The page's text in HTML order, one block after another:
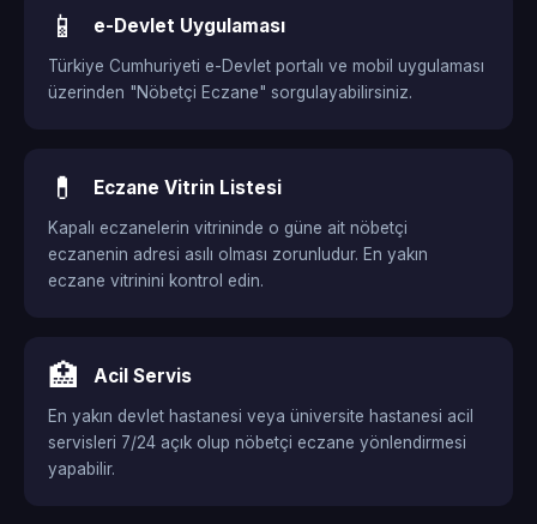
📱 e-Devlet Uygulaması
Türkiye Cumhuriyeti e-Devlet portalı ve mobil uygulaması
üzerinden "Nöbetçi Eczane" sorgulayabilirsiniz.
💊 Eczane Vitrin Listesi
Kapalı eczanelerin vitrininde o güne ait nöbetçi
eczanenin adresi asılı olması zorunludur. En yakın
eczane vitrinini kontrol edin.
🏥 Acil Servis
En yakın devlet hastanesi veya üniversite hastanesi acil
servisleri 7/24 açık olup nöbetçi eczane yönlendirmesi
yapabilir.